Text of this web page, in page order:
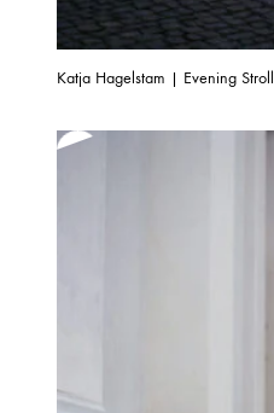
Katja Hagelstam | Evening Stroll